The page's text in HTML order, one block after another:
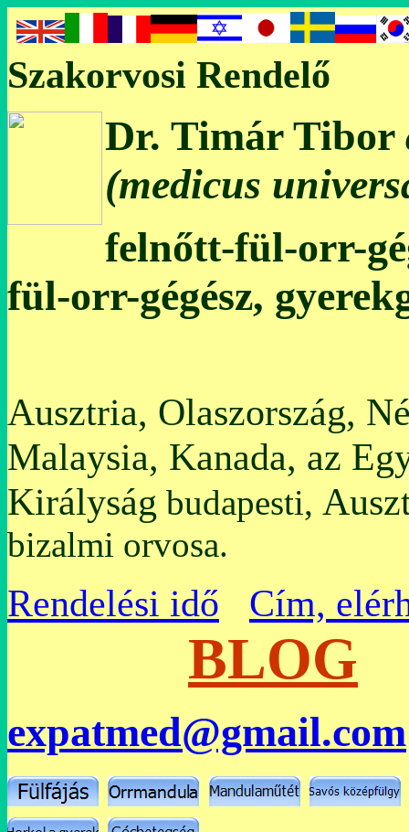
Szakorvosi Rendelő
Dr. Timár Tibor
(medicus
felnőtt-fül-orr-
fül-orr-gégész,
Ausztria, Olaszország,
Malaysia, Kanada, az
Királyság budapesti,
bizalmi orvosa.
Rendelési idő Cím,
BLOG
expatmed@gmail.com